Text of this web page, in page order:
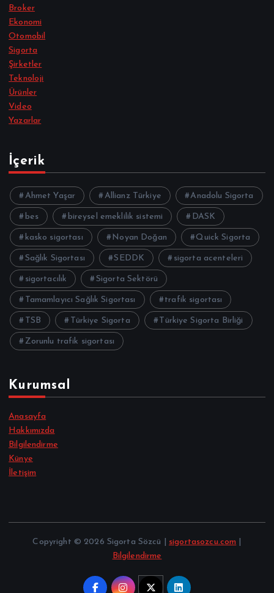
Broker
Ekonomi
Otomobil
Sigorta
Şirketler
Teknoloji
Ürünler
Video
Yazarlar
İçerik
Ahmet Yaşar Allianz Türkiye Anadolu Sigorta
bes bireysel emeklilik sistemi DASK
kasko sigortası Noyan Doğan Quick Sigorta
Sağlık Sigortası SEDDK sigorta acenteleri
sigortacılık Sigorta Sektörü
Tamamlayıcı Sağlık Sigortası trafik sigortası
TSB Türkiye Sigorta Türkiye Sigorta Birliği
Zorunlu trafik sigortası
Kurumsal
Anasayfa
Hakkımızda
Bilgilendirme
Künye
İletişim
Copyright © 2026 Sigorta Sözcü | sigortasozcu.com
Bilgilendirme